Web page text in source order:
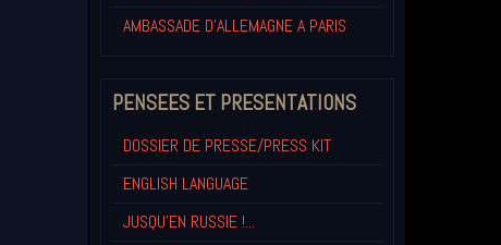
AMBASSADE D'ALLEMAGNE A PARIS
PENSEES ET PRESENTATIONS
DOSSIER DE PRESSE/PRESS KIT
ENGLISH LANGUAGE
JUSQU'EN RUSSIE !...